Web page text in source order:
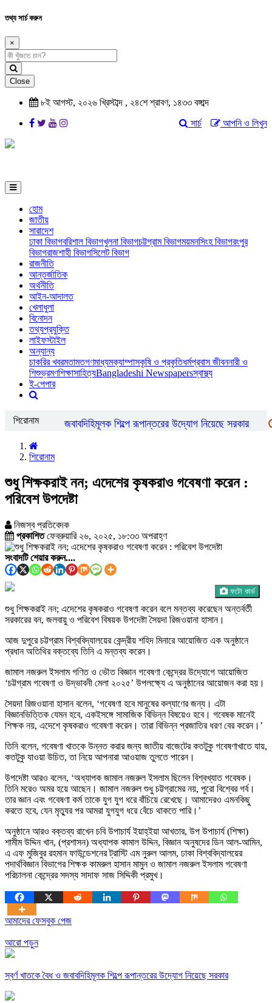
তথ্য সার্চ করুন
×
Close
৮ই আগস্ট, ২০২৬ খ্রিস্টাব্দ , ২৪শে শ্রাবণ, ১৪৩৩ বঙ্গাব্দ
আপনি ও লিখুন
সার্চ
হোম
জাতীয়
সারাদেশ
ঢাকা বিভাগবরিশাল বিভাগখুলনা বিভাগচট্টগ্রাম বিভাগময়মনসিংহ বিভাগরংপুর
বিভাগরাজশাহী বিভাগসিলেট বিভাগ
রাজনীতি
আন্তর্জাতিক
অর্থনীতি
আইন-আদালত
খেলাধুলা
বিনোদন
তথ্যপ্রযুক্তি
লাইফস্টাইল
অন্যান্য
চাকরির খবরমতামতগণমাধ্যমক্যাম্পাসকৃষি ও প্রকৃতিধর্মপ্রবাস জীবননারী ও
শিশুভ্রমণশিক্ষাসাহিত্যBangladeshi Newspapersস্বাস্থ্য
ই-পেপার
শিরোনাম
খাতকে বৈধ ও জবাবদিহিমূলক শিল্পে রূপান্তরের উদ্যোগ নিয়েছে সরকার
চাহিদা সম্পন্ন ক্রীড়াবিদদের জন্য আন্তর্জাতিক মানের টুর্নামেন্ট আয়োজন
শিরোনাম
শুধু শিক্ষকরাই নন; এদেশের কৃষকরাও গবেষণা করেন :
পরিবেশ উপদেষ্টা
নিজস্ব প্রতিবেদক
প্রকাশিতফেব্রুয়ারি ২৬, ২০২৫, ১৮:৩৩ অপরাহ্ণ
ফটো কার্ড
সংবাদটি শেয়ার করুন....
শুধু শিক্ষকরাই নন; এদেশের কৃষকরাও গবেষণা করেন বলে মন্তব্য করেছেন অন্তর্বর্তী
সরকারের বন, জলবায়ু ও পরিবেশ বিষয়ক উপদেষ্টা সৈয়দা রিজওয়ানা হাসান।
আজ দুপুরে চট্টগ্রাম বিশ্ববিদ্যালয়ের কেন্দ্রীয় শহিদ মিনারে আয়োজিত এক অনুষ্ঠানে
প্রধান অতিথির বক্তব্যে তিনি এ মন্তব্য করেন।
জামাল নজরুল ইসলাম গণিত ও ভৌত বিজ্ঞান গবেষণা কেন্দ্রের উদ্যোগে আয়োজিত
‘চট্টগ্রাম গবেষণা ও উদ্ভাবনী মেলা ২০২৫’ উপলক্ষ্যে এ অনুষ্ঠানের আয়োজন করা হয়।
সৈয়দা রিজওয়ানা হাসান বলেন, ‘গবেষণা হবে মানুষের কল্যাণের জন্য। এটা
বিজ্ঞানভিত্তিক যেমন হবে, একইসঙ্গে সামাজিক বিভিন্ন বিষয়েও হবে। গবেষক মানেই
শিক্ষক নয়, এদেশে কৃষকরাও গবেষণা করেন। তারা বিভিন্ন প্রজাতির ধরণ বের করেন।’
তিনি বলেন, গবেষণা খাতকে উন্নত করার জন্য জাতীয় বাজেটের কতটুকু গবেষণাখাতে যায়,
কতটুকু যাওয়া উচিত, তা নিয়ে আপনারা আওয়াজ তুলতে পারেন।
উপদেষ্টা আরও বলেন, ‘অধ্যাপক জামাল নজরুল ইসলাম ছিলেন বিশ্বখ্যাত গবেষক।
তিনি মরেও অমর হয়ে আছেন। জামাল নজরুল শুধু চট্টগ্রামের নয়, পুরো বিশ্বের গর্ব।
তার জ্ঞান এবং গবেষণা কর্ম তাকে যুগ যুগ ধরে বাঁচিয়ে রেখেছে। আমাদেরও এমনকিছু
করতে হবে, যেন মৃত্যুর পর আমরা যুগযুগ ধরে বেঁচে থাকতে পারি।’
অনুষ্ঠানে আরও বক্তব্য রাখেন চবি উপাচার্য ইয়াহ্ইয়া আখতার, উপ উপাচার্য (শিক্ষা)
শামীম উদ্দিন খান, (প্রশাসন) অধ্যাপক কামাল উদ্দিন, বিজ্ঞান অনুষদের ডিন আল-আমিন,
এ এফ মুজিবুর রহমান ফাউন্ডেশনের ট্রাস্টি এম নুরুল আলম, ঢাকা বিশ্ববিদ্যালয়ের
পদার্থবিজ্ঞান বিভাগের শিক্ষক কামরুল হাসান মামুন ও জামাল নজরুল ইসলাম গবেষণা
পরিচালনা কেন্দ্রের সদস্য সাদাফ সাজ সিদ্দিকী প্রমুখ।
আমাদের ফেসবুক পেজ
আরো পড়ুন
স্বর্ণ খাতকে বৈধ ও জবাবদিহিমূলক শিল্পে রূপান্তরের উদ্যোগ নিয়েছে সরকার